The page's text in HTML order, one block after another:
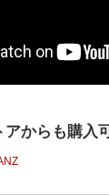
からも購入